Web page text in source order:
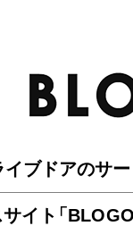
ブドアのサ
イ ト「